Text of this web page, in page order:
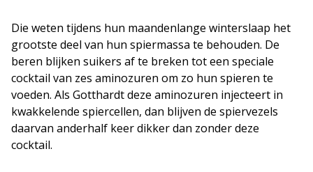
Die weten tijdens hun maandenlange winterslaap het
grootste deel van hun spiermassa te behouden. De
beren blijken suikers af te breken tot een speciale
cocktail van zes aminozuren om zo hun spieren te
voeden. Als Gotthardt deze aminozuren injecteert in
kwakkelende spiercellen, dan blijven de spiervezels
daarvan anderhalf keer dikker dan zonder deze
cocktail.